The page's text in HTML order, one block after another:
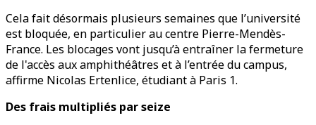
Cela fait désormais plusieurs semaines que l’université
est bloquée, en particulier au centre Pierre-Mendès-
France. Les blocages vont jusqu’à entraîner la fermeture
de l'accès aux amphithéâtres et à l’entrée du campus,
affirme Nicolas Ertenlice, étudiant à Paris 1.
Des frais multipliés par seize